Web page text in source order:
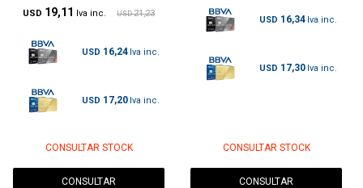
USD 19,11 USD 21,23
USD 16,24
USD 17,20
CONSULTAR STOCK
CONSULTAR
USD 16,34
USD 17,30
CONSULTAR STOCK
CONSULTAR